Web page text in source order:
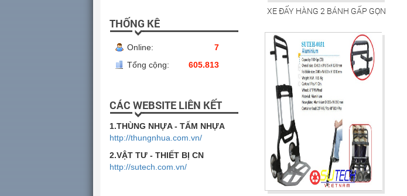
XE ĐẨY HÀNG 2 BÁNH GẤP GỌN
THỐNG KÊ
Online:
7
Tổng cộng:
605.813
CÁC WEBSITE LIÊN KẾT
1.THÙNG NHỰA - TẤM NHỰA
http://thungnhua.com.vn/
2.VẬT TƯ - THIẾT BỊ CN
http://sutech.com.vn/